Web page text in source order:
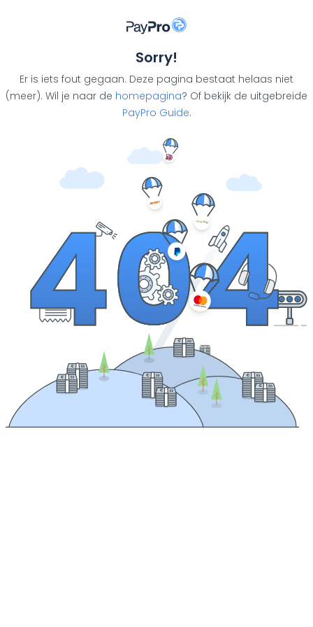
Sorry!
Er is iets fout gegaan. Deze pagina bestaat helaas niet
(meer). Wil je naar de homepagina? Of bekijk de uitgebreide
PayPro Guide.